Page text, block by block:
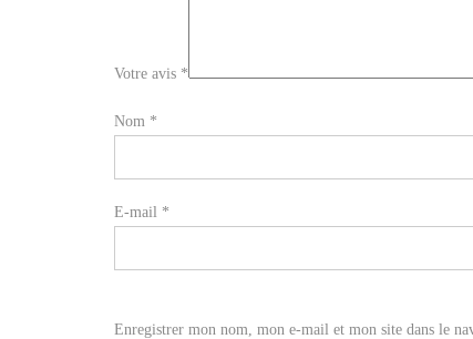
Votre avis *
Nom *
E-mail *
Enregistrer mon nom, mon e-mail et mon site dans le